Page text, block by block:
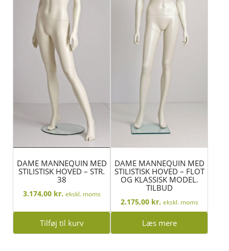
DAME MANNEQUIN MED
STILISTISK HOVED – STR.
38
3.174,00 kr. ekskl. moms
Tilføj til kurv
DAME MANNEQUIN MED
STILISTISK HOVED – FLOT
OG KLASSISK MODEL.
TILBUD
2.175,00 kr. ekskl. moms
Læs mere